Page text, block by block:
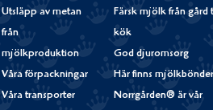
Utsläpp av metan
från
mjölkproduktion
Våra förpackningar
Våra transporter
Färsk mjölk från gård
kök
God djuromsorg
Här finns
Norrgården® är vår